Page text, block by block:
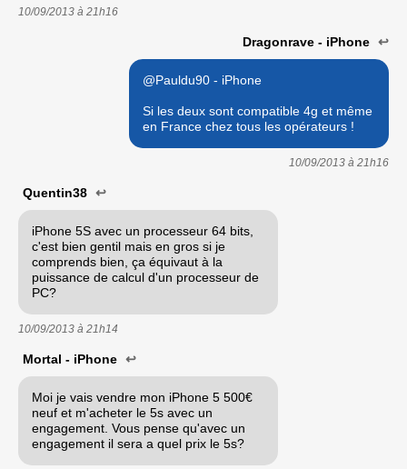
10/09/2013 à 21h16
Dragonrave - iPhone ↩
@Pauldu90 - iPhone
Si les deux sont compatible 4g et même
en France chez tous les opérateurs !
10/09/2013 à 21h16
Quentin38 ↩
iPhone 5S avec un processeur 64 bits,
c'est bien gentil mais en gros si je
comprends bien, ça équivaut à la
puissance de calcul d'un processeur de
PC?
10/09/2013 à 21h14
Mortal - iPhone ↩
Moi je vais vendre mon iPhone 5 500€
neuf et m'acheter le 5s avec un
engagement. Vous pense qu'avec un
engagement il sera a quel prix le 5s?